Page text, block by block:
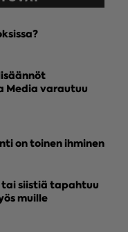
Media varautuu
on toinen ihminen
siistiä tapahtuu
muille